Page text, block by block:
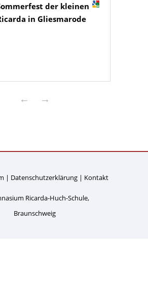
der kleinen
in Gliesmarode
← →
Datenschutzerklärung Kontakt
Ricarda-Huch-Schule,
Braunschweig